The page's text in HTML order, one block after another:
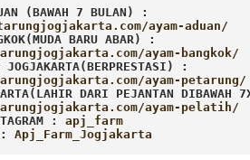
(BAWAH 7 BULAN) :
BARU ABAR) :
JOGJAKARTA(BERPRESTASI) :
DARI PEJANTAN DIBAWAH
:
: Apj_Farm_Jogjakarta